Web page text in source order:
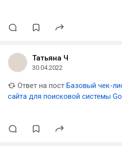
Татьяна Ч
30.04.2022
Ответ на пост Базовый чек-
сайта для поисковой системы